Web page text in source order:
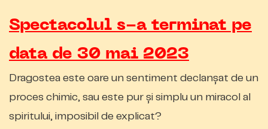
Spectacolul s-a terminat pe
data de 30 mai 2023
Dragostea este oare un sentiment declanşat de un
proces chimic, sau este pur şi simplu un miracol al
spiritului, imposibil de explicat?